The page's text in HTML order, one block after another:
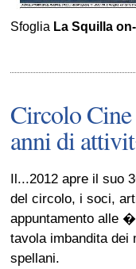
Sfoglia La Squilla
Circolo
anni di
Il...2012 apre il suo
del circolo, i soci,
appuntamento alle
tavola imbandita dei
spellani.